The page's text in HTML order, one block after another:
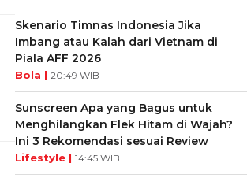
Skenario Timnas Indonesia Jika
Imbang atau Kalah dari Vietnam di
Piala AFF 2026
Bola | 20:49 WIB
Sunscreen Apa yang Bagus untuk
Menghilangkan Flek Hitam di Wajah?
Ini 3 Rekomendasi sesuai Review
Lifestyle | 14:45 WIB